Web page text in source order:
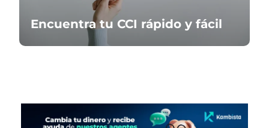
Encuentra tu CCI rápido y fácil